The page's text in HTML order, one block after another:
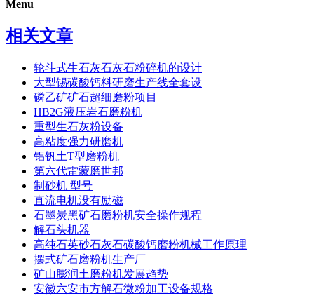
Menu
相关文章
轮斗式生石灰石灰石粉碎机的设计
大型锡碳酸钙料研磨生产线全套设
磷乙矿矿石超细磨粉项目
HB2G液压岩石磨粉机
重型生石灰粉设备
高粘度强力研磨机
铝钒土T型磨粉机
第六代雷蒙磨世邦
制砂机 型号
直流电机没有励磁
石墨炭黑矿石磨粉机安全操作规程
解石头机器
高纯石英砂石灰石碳酸钙磨粉机械工作原理
摆式矿石磨粉机生产厂
矿山膨润土磨粉机发展趋势
安徽六安市方解石微粉加工设备规格